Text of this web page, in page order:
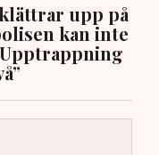
upp på
kan inte